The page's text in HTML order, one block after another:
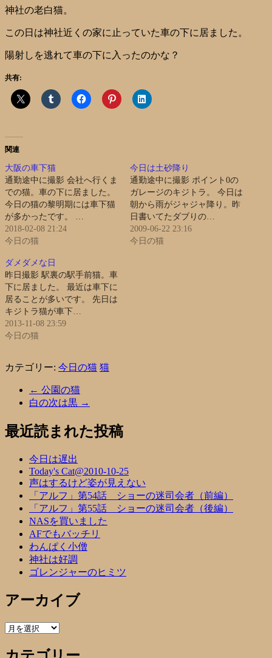
神社の老白猫。
この日は神社近くの家に止っていた車の下に居ました。
陽射しを逃れて車の下に入ったのかな？
共有:
関連
大阪の車下猫
通勤途中に撮影 会社へ行くま
での猫。車の下に居ました。
今日の猫の黎明期には車下猫
が多かったです。 …
2018-02-08 21:24
今日の猫
今日は土砂降り
通勤途中に撮影 ポイント0の
ガレージのキジトラ。 今日は
朝から雨がジャジャ降り。昨
日書いてたダブりの…
2009-06-22 23:16
今日の猫
ダメダメな日
昨日撮影 駅裏の駅手前猫。車
下に居ました。 最近は車下に
居ることが多いです。 先日は
キジトラ猫が車下…
2013-11-08 23:59
今日の猫
カテゴリー: 今日の猫 猫
← 公園の猫
白の次は黒 →
最近読まれた投稿
今日は遅出
Today's Cat@2010-10-25
声はするけど姿が見えない
「アルフ」第54話 ショーの迷司会者（前編）
「アルフ」第55話 ショーの迷司会者（後編）
NASを買いました
AFでもバッチリ
わんぱく小僧
神社は好調
ゴレンジャーのヒミツ
アーカイブ
ア
カ